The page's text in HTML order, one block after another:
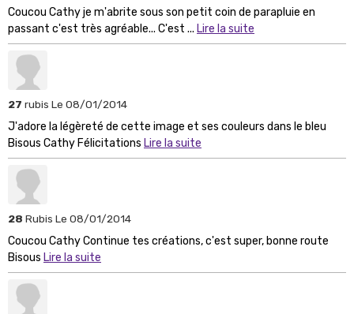
Coucou Cathy je m'abrite sous son petit coin de parapluie en
passant c'est très agréable... C'est ... Lire la suite
27 rubis Le 08/01/2014
J'adore la légèreté de cette image et ses couleurs dans le bleu
Bisous Cathy Félicitations Lire la suite
28 Rubis Le 08/01/2014
Coucou Cathy Continue tes créations, c'est super, bonne route
Bisous Lire la suite